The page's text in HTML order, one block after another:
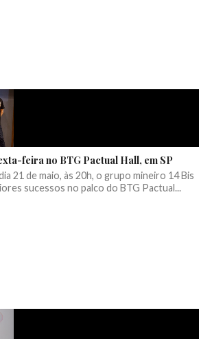
feira no BTG Pactual Hall, em SP
21 de maio, às 20h, o grupo mineiro 14 Bis
sucessos no palco do BTG Pactual...